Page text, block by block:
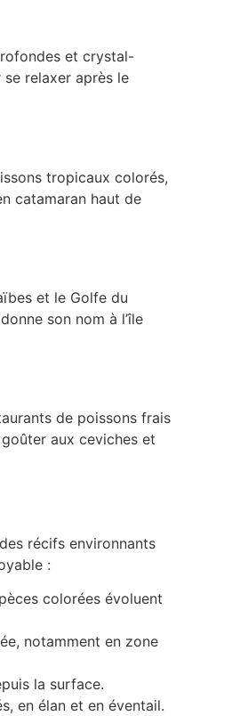
et crystal-
relaxer après le
tropicaux colorés,
catamaran haut de
et le Golfe du
son nom à l’île
de poissons frais
aux ceviches et
récifs environnants
:
colorées évoluent
notamment en zone
la surface.
en élan et en éventail.